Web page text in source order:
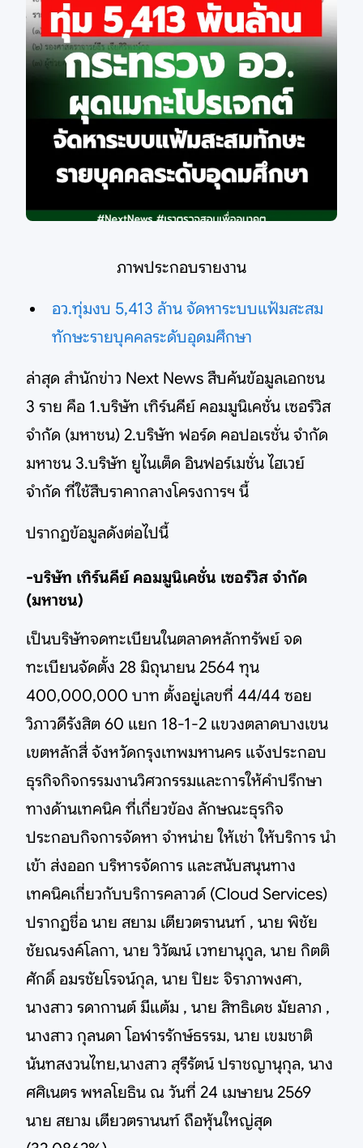
ภาพประกอบรายงาน
อว.ทุ่มงบ 5,413 ล้าน จัดหาระบบแฟ้มสะสม
ทักษะรายบุคคลระดับอุดมศึกษา
ล่าสุด สำนักข่าว Next News สืบค้นข้อมูลเอกชน
3 ราย คือ 1.บริษัท เทิร์นคีย์ คอมมูนิเคชั่น เซอร์วิส
จำกัด (มหาชน) 2.บริษัท ฟอร์ด คอปอเรชั่น จำกัด
มหาชน 3.บริษัท ยูไนเต็ด อินฟอร์เมชั่น ไฮเวย์
จำกัด ที่ใช้สืบราคากลางโครงการฯ นี้
ปรากฏข้อมูลดังต่อไปนี้
-บริษัท เทิร์นคีย์ คอมมูนิเคชั่น เซอร์วิส จำกัด
(มหาชน)
เป็นบริษัทจดทะเบียนในตลาดหลักทรัพย์ จด
ทะเบียนจัดตั้ง 28 มิถุนายน 2564 ทุน
400,000,000 บาท ตั้งอยู่เลขที่ 44/44 ซอย
วิภาวดีรังสิต 60 แยก 18-1-2 แขวงตลาดบางเขน
เขตหลักสี่ จังหวัดกรุงเทพมหานคร แจ้งประกอบ
ธุรกิจกิจกรรมงานวิศวกรรมและการให้คำปรึกษา
ทางด้านเทคนิค ที่เกี่ยวข้อง ลักษณะธุรกิจ
ประกอบกิจการจัดหา จำหน่าย ให้เช่า ให้บริการ นำ
เข้า ส่งออก บริหารจัดการ และสนับสนุนทาง
เทคนิคเกี่ยวกับบริการคลาวด์ (Cloud Services)
ปรากฏชื่อ นาย สยาม เตียวตรานนท์ , นาย พิชัย
ชัยณรงค์โลกา, นาย วิวัฒน์ เวทยานุกูล, นาย กิตติ
ศักดิ์ อมรชัยโรจน์กุล, นาย ปิยะ จิราภาพงศา,
นางสาว รดากานต์ มีแต้ม , นาย สิทธิเดช มัยลาภ ,
นางสาว กุลนดา โอฬารรักษ์ธรรม, นาย เขมชาติ
นันทสงวนไทย,นางสาว สุรีรัตน์ ปราชญานุกุล, นาง
ศศิเนตร พหลโยธิน ณ วันที่ 24 เมษายน 2569
นาย สยาม เตียวตรานนท์ ถือหุ้นใหญ่สุด